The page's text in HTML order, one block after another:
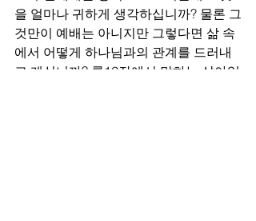
을 얼마나 귀하게 생각하십니까? 물론 그
것만이 예배는 아니지만 그렇다면 삶 속
에서 어떻게 하나님과의 관계를 드러내
고 계십니까? 롬12장에서 말하는 살아있